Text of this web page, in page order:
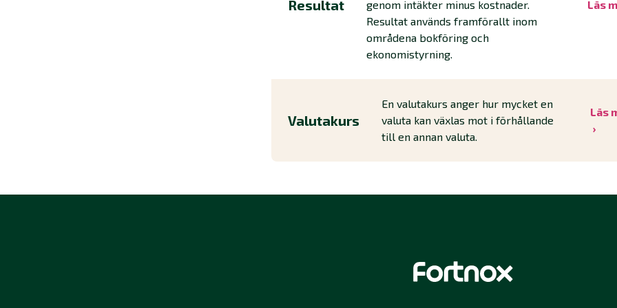
Resultat
genom intäkter minus kostnader.
Resultat används framförallt inom
områdena bokföring och
ekonomistyrning.
Läs
Valutakurs
En valutakurs anger hur mycket en
valuta kan växlas mot i förhållande
till en annan valuta.
Läs